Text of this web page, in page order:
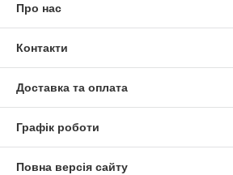
Про нас
Контакти
Доставка та оплата
Графік роботи
Повна версія сайту